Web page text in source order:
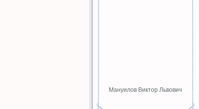
Мануилов Виктор Львович